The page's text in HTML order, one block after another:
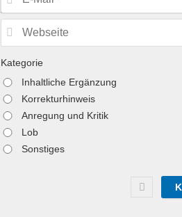
Kategorie
Inhaltliche Ergänzung
Korrekturhinweis
Anregung und Kritik
Lob
Sonstiges